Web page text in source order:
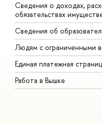
Сведения о доходах,
обязательствах
Сведения об
Людям с ограниченными
Единая платежная
Работа в Вышке